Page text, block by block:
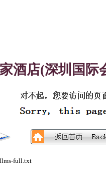
酒店(深圳国际
full.txt